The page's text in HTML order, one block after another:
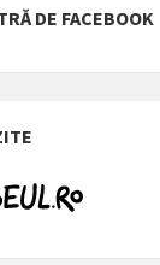
DE FACEBOOK